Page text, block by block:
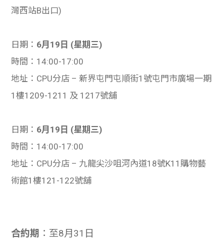
灣西站B出口)
日期： 6月19日 (星期三)
時間：14:00-17:00
地址：CPU分店 – 新界屯門屯順街1號屯門市廣場一期
1樓1209-1211 及 1217號舖
日期： 6月19日 (星期三)
時間：14:00-17:00
地址：CPU分店 – 九龍尖沙咀河內道18號K11購物藝
術館1樓121-122號舖
合約期 ：至8月31日